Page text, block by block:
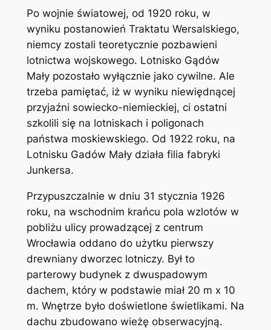
Po wojnie światowej, od 1920 roku, w
wyniku postanowień Traktatu Wersalskiego,
niemcy zostali teoretycznie pozbawieni
lotnictwa wojskowego. Lotnisko Gądów
Mały pozostało wyłącznie jako cywilne. Ale
trzeba pamiętać, iż w wyniku niewiędnącej
przyjaźni sowiecko-niemieckiej, ci ostatni
szkolili się na lotniskach i poligonach
państwa moskiewskiego. Od 1922 roku, na
Lotnisku Gadów Mały działa filia fabryki
Junkersa.
Przypuszczalnie w dniu 31 stycznia 1926
roku, na wschodnim krańcu pola wzlotów w
pobliżu ulicy prowadzącej z centrum
Wrocławia oddano do użytku pierwszy
drewniany dworzec lotniczy. Był to
parterowy budynek z dwuspadowym
dachem, który w podstawie miał 20 m x 10
m. Wnętrze było doświetlone świetlikami. Na
dachu zbudowano wieżę obserwacyjną.